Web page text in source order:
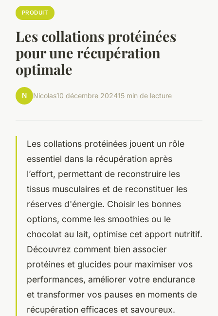
PRODUIT
Les collations protéinées
pour une récupération
optimale
N Nicolas10 décembre 202415 min de lecture
Les collations protéinées jouent un rôle
essentiel dans la récupération après
l’effort, permettant de reconstruire les
tissus musculaires et de reconstituer les
réserves d'énergie. Choisir les bonnes
options, comme les smoothies ou le
chocolat au lait, optimise cet apport nutritif.
Découvrez comment bien associer
protéines et glucides pour maximiser vos
performances, améliorer votre endurance
et transformer vos pauses en moments de
récupération efficaces et savoureux.